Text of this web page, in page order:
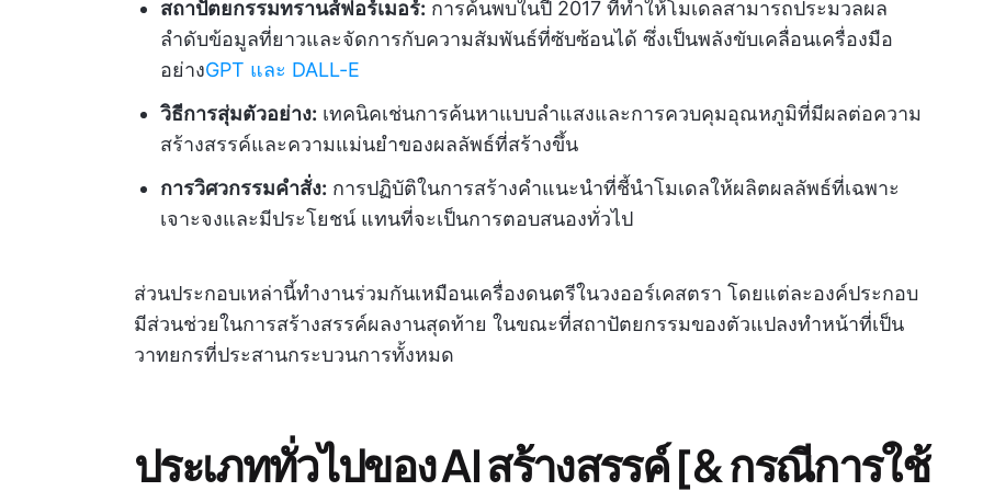
สถาปัตยกรรมทรานส์ฟอร์เมอร์: การค้นพบในปี 2017 ที่ทำให้โมเดลสามารถประมวลผล
ลำดับข้อมูลที่ยาวและจัดการกับความสัมพันธ์ที่ซับซ้อนได้ ซึ่งเป็นพลังขับเคลื่อนเครื่องมือ
อย่างGPT และ DALL-E
วิธีการสุ่มตัวอย่าง: เทคนิคเช่นการค้นหาแบบลำแสงและการควบคุมอุณหภูมิที่มีผลต่อความ
สร้างสรรค์และความแม่นยำของผลลัพธ์ที่สร้างขึ้น
การวิศวกรรมคำสั่ง: การปฏิบัติในการสร้างคำแนะนำที่ชี้นำโมเดลให้ผลิตผลลัพธ์ที่เฉพาะ
เจาะจงและมีประโยชน์ แทนที่จะเป็นการตอบสนองทั่วไป
ส่วนประกอบเหล่านี้ทำงานร่วมกันเหมือนเครื่องดนตรีในวงออร์เคสตรา โดยแต่ละองค์ประกอบ
มีส่วนช่วยในการสร้างสรรค์ผลงานสุดท้าย ในขณะที่สถาปัตยกรรมของตัวแปลงทำหน้าที่เป็น
วาทยกรที่ประสานกระบวนการทั้งหมด
ประเภททั่วไปของ AI สร้างสรรค์ [& กรณีการใช้